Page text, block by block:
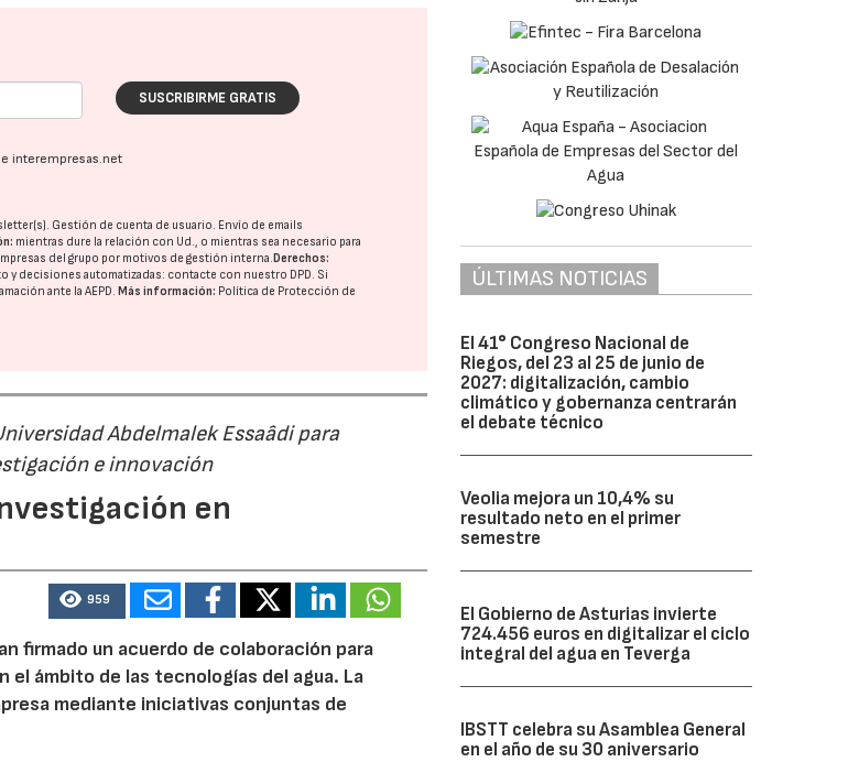
SUSCRIBIRME GRATIS
interempresas.net
Gestión de cuenta de usuario. Envío de emails
mientras dure la relación con Ud., o mientras sea necesario para
del grupo por motivos de gestión interna.Derechos:
y decisiones automatizadas: contacte con nuestro DPD. Si
ante laAEPD.Más información: Política de Protección de
Abdelmalek Essaâdi para
e innovación
en
959
firmado un acuerdo de colaboración para
el ámbito de las tecnologías del agua. La
mediante iniciativas conjuntas de
ÚLTIMAS NOTICIAS
El 41° Congreso Nacional de
Riegos, del 23 al 25 de junio de
2027: digitalización, cambio
climático y gobernanza centrarán
el debate técnico
Veolia mejora un 10,4% su
resultado neto en el primer
semestre
El Gobierno de Asturias invierte
724.456 euros en digitalizar el ciclo
integral del agua en Teverga
IBSTT celebra su Asamblea General
en el año de su 30 aniversario